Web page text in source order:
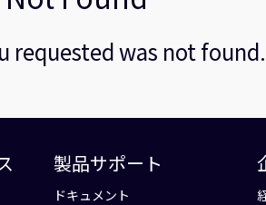
requested was not found.
製品サポート
ドキュメント